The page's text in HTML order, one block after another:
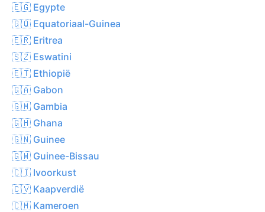
🇪🇬 Egypte
🇬🇶 Equatoriaal-Guinea
🇪🇷 Eritrea
🇸🇿 Eswatini
🇪🇹 Ethiopië
🇬🇦 Gabon
🇬🇲 Gambia
🇬🇭 Ghana
🇬🇳 Guinee
🇬🇼 Guinee-Bissau
🇨🇮 Ivoorkust
🇨🇻 Kaapverdië
🇨🇲 Kameroen